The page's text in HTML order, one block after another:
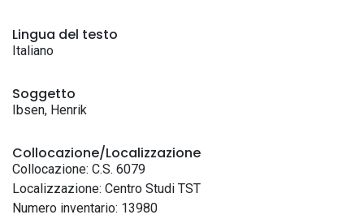
Lingua del testo
Italiano
Soggetto
Ibsen, Henrik
Collocazione/Localizzazione
Collocazione: C.S. 6079
Localizzazione: Centro Studi TST
Numero inventario: 13980